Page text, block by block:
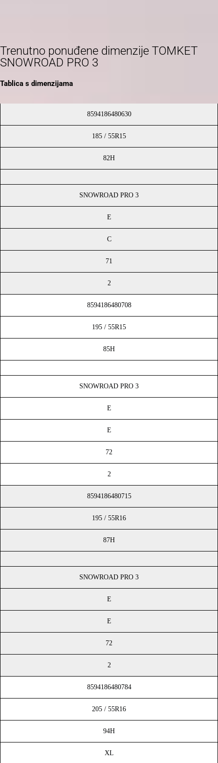
Trenutno ponuđene dimenzije TOMKET
SNOWROAD PRO 3
Tablica s dimenzijama
8594186480630
185 / 55R15
82H
SNOWROAD PRO 3
E
C
71
2
8594186480708
195 / 55R15
85H
SNOWROAD PRO 3
E
E
72
2
8594186480715
195 / 55R16
87H
SNOWROAD PRO 3
E
E
72
2
8594186480784
205 / 55R16
94H
XL